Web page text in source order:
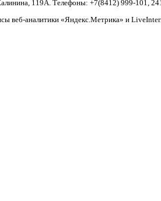
119А. Телефоны: +7(8412) 999-101,
веб-аналитики «Яндекс.Метрика» и